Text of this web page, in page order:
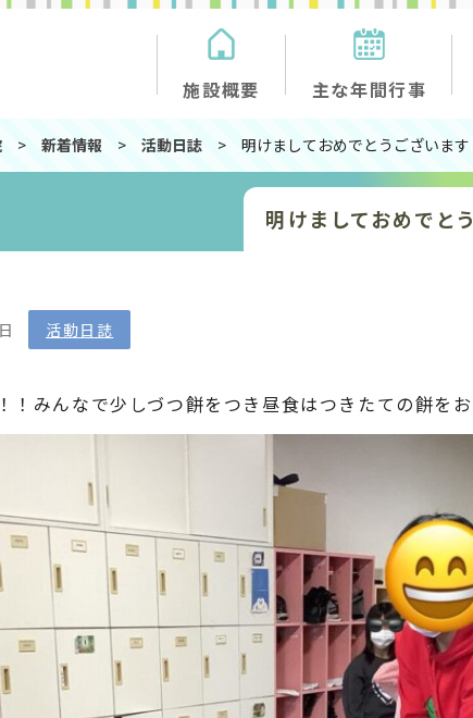
施設概要 主な年間行事
> 新着情報 > 活動日誌 > 明けましておめでとうございます
明けましておめでと
活動日誌
！みんなで少しづつ餅をつき昼食はつきたての餅を